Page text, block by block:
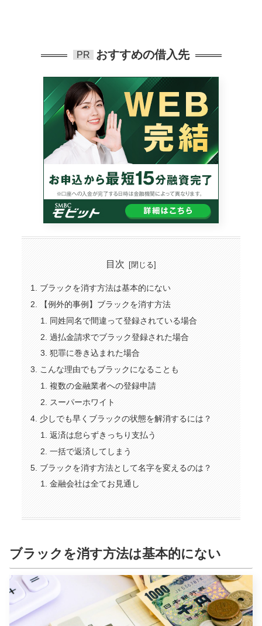
PR おすすめの借入先
目次
ブラックを消す方法は基本的にない
【例外的事例】ブラックを消す方法
同姓同名で間違って登録されている場合
過払金請求でブラック登録された場合
犯罪に巻き込まれた場合
こんな理由でもブラックになることも
複数の金融業者への登録申請
スーパーホワイト
少しでも早くブラックの状態を解消するには？
返済は怠らずきっちり支払う
一括で返済してしまう
ブラックを消す方法として名字を変えるのは？
金融会社は全てお見通し
ブラックを消す方法は基本的にない